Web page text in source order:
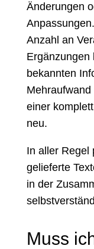
Änderungen
Anzahl an
Ergänzungen
bekannten
einer
neu.
In aller Regel
gelieferte
in der
Muss